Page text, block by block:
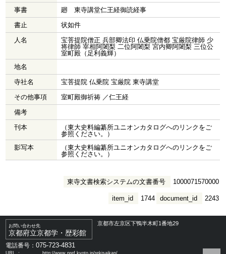
事書
廻 東寺講堂仁王経御読経事
書止
状如件
人名
宝菩提院僧正 兵部卿法印 仏乗院僧都 宝厳院律師 少
将律師 宰相阿闍梨 二位阿闍梨 宮内卿阿闍梨 三位公
室町殿（足利義輝）
地名
寺社名
宝菩提院 仏乗院 宝厳院 東寺講堂
その他事項
室町殿御祈祷 ／仁王経
備考
刊本
（東大史料編纂所ユニオンカタログへのリンクをご
参照ください。）
影写本
（東大史料編纂所ユニオンカタログへのリンクをご
参照ください。）
東寺文書検索システムの文書番号 1000071570000
document_id 2243
item_id 1744
お問い合わせ先
京都府立京都学・歴彩館
京都市左京区下鴨半木町1番地29
電話番号：075-723-4831
URL ： http://www.pref.kyoto.jp/rekisaikan/